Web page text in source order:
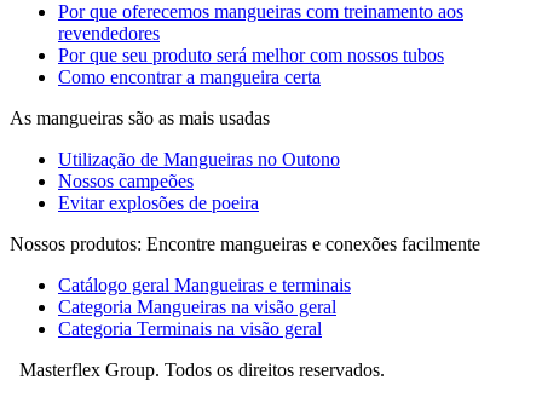
Por que oferecemos mangueiras com treinamento aos
revendedores
Por que seu produto será melhor com nossos tubos
Como encontrar a mangueira certa
As mangueiras são as mais usadas
Utilização de Mangueiras no Outono
Nossos campeões
Evitar explosões de poeira
Nossos produtos: Encontre mangueiras e conexões facilmente
Catálogo geral Mangueiras e terminais
Categoria Mangueiras na visão geral
Categoria Terminais na visão geral
Masterflex Group. Todos os direitos reservados.